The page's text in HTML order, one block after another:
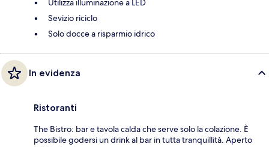
Utilizza illuminazione a LED
Sevizio riciclo
Solo docce a risparmio idrico
In evidenza
Ristoranti
The Bistro: bar e tavola calda che serve solo la colazione. È
possibile godersi un drink al bar in tutta tranquillità. Aperto